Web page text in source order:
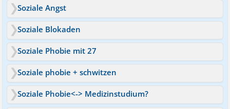
Soziale Angst
Soziale Blokaden
Soziale Phobie mit 27
Soziale phobie + schwitzen
Soziale Phobie<-> Medizinstudium?